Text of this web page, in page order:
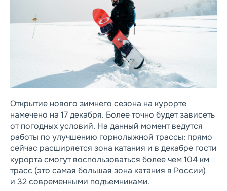
Открытие нового зимнего сезона на курорте
намечено на 17 декабря. Более точно будет зависеть
от погодных условий. На данный момент ведутся
работы по улучшению горнолыжной трассы: прямо
сейчас расширяется зона катания и в декабре гости
курорта смогут воспользоваться более чем 104 км
трасс (это самая большая зона катания в России)
и 32 современными подъемниками.